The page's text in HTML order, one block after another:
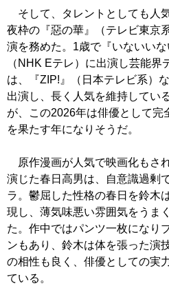
そして、タレントとしても人
夜枠の『惡の華』（テレビ東京
演を務めた。1歳で『いないいな
（NHK Eテレ）に出演し芸能界
は、『ZIP!』（日本テレビ系）
出演し、長く人気を維持してい
が、この2026年は俳優として完
を果たす年になりそうだ。
原作漫画が人気で映画化もさ
演じた春日高男は、自意識過剰
ラ。鬱屈した性格の春日を鈴木
現し、薄気味悪い雰囲気をうま
た。作中ではパンツ一枚になり
ンもあり、鈴木は体を張った演
の相性も良く、俳優としての実
ている。